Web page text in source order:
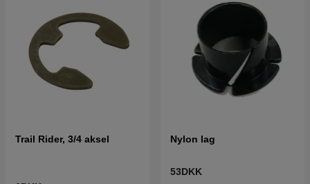
Trail Rider, 3/4 aksel Nylon lag
53DKK